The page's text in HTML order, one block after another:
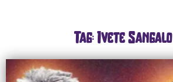
Tag: Ivete Sangalo